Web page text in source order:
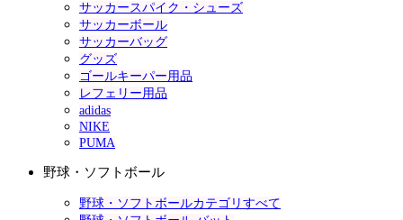
サッカースパイク・シューズ
サッカーボール
サッカーバッグ
グッズ
ゴールキーパー用品
レフェリー用品
adidas
NIKE
PUMA
野球・ソフトボール
野球・ソフトボールカテゴリすべて